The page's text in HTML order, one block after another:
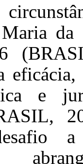
da
e